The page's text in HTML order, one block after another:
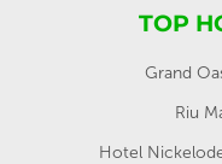
TOP
Grand
Riu
Hotel